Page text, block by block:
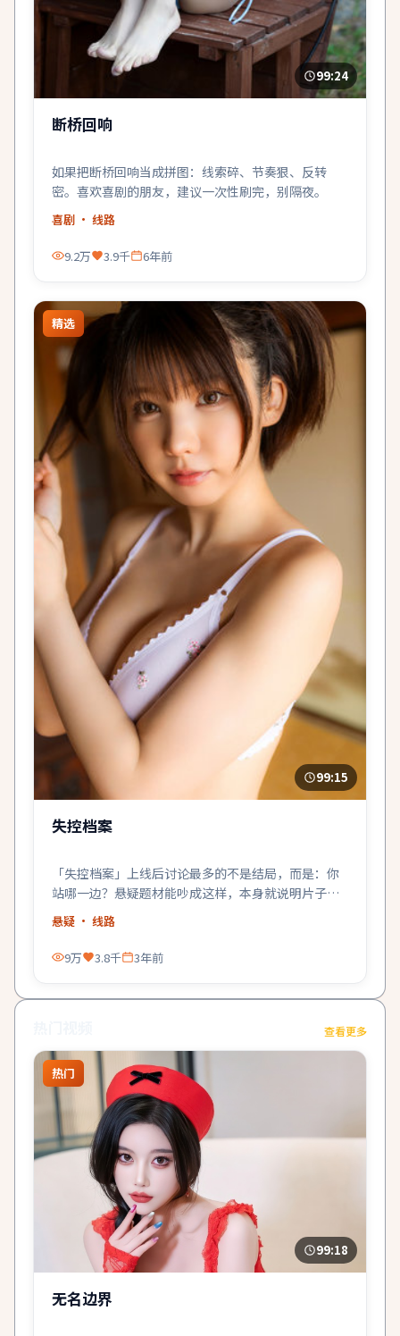
99:24
断桥回响
如果把断桥回响当成拼图：线索碎、节奏狠、反转
密。喜欢喜剧的朋友，建议一次性刷完，别隔夜。
喜剧 · 线路
9.2万 3.9千 6年前
精选
99:15
失控档案
「失控档案」上线后讨论最多的不是结局，而是：你
站哪一边？悬疑题材能吵成这样，本身就说明片子成
了。
悬疑 · 线路
9万 3.8千 3年前
查看更多
热门
99:18
无名边界